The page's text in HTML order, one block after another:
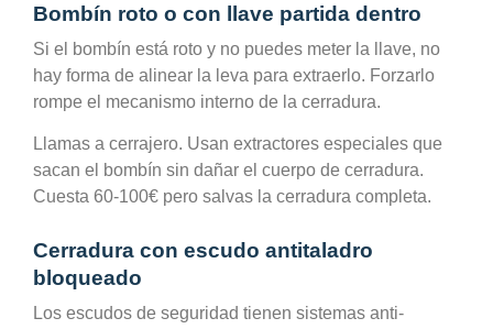
Bombín roto o con llave partida dentro
Si el bombín está roto y no puedes meter la llave, no
hay forma de alinear la leva para extraerlo. Forzarlo
rompe el mecanismo interno de la cerradura.
Llamas a cerrajero. Usan extractores especiales que
sacan el bombín sin dañar el cuerpo de cerradura.
Cuesta 60-100€ pero salvas la cerradura completa.
Cerradura con escudo antitaladro
bloqueado
Los escudos de seguridad tienen sistemas anti-